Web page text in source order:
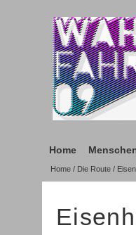
Home
Home / Die Route /